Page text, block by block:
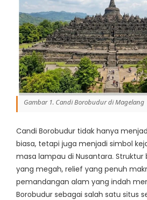
Gambar 1. Candi Borobudur di Magelang
Candi Borobudur tidak hanya
biasa, tetapi juga menjadi simbol
masa lampau di Nusantara. Struktur
yang megah, relief yang penuh
pemandangan alam yang indah
Borobudur sebagai salah satu situs